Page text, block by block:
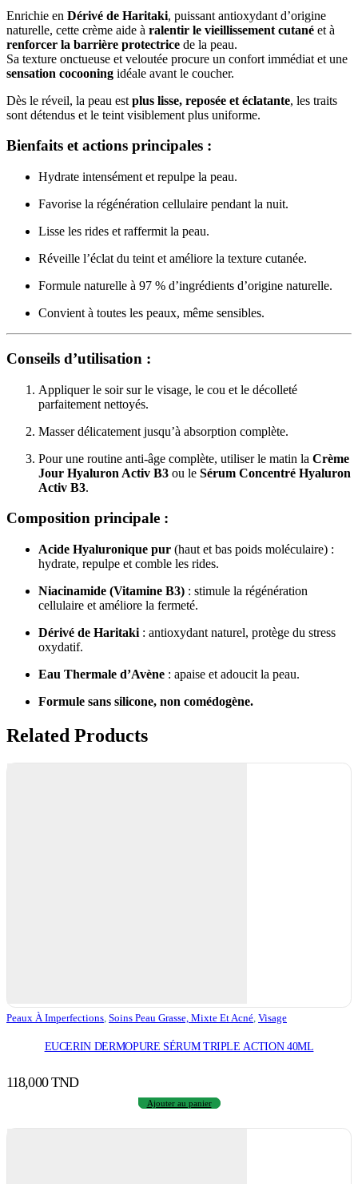
Enrichie en Dérivé de Haritaki, puissant antioxydant d’origine
naturelle, cette crème aide à ralentir le vieillissement cutané et à
renforcer la barrière protectrice de la peau.
Sa texture onctueuse et veloutée procure un confort immédiat et une
sensation cocooning idéale avant le coucher.
Dès le réveil, la peau est plus lisse, reposée et éclatante, les traits
sont détendus et le teint visiblement plus uniforme.
Bienfaits et actions principales :
Hydrate intensément et repulpe la peau.
Favorise la régénération cellulaire pendant la nuit.
Lisse les rides et raffermit la peau.
Réveille l’éclat du teint et améliore la texture cutanée.
Formule naturelle à 97 % d’ingrédients d’origine naturelle.
Convient à toutes les peaux, même sensibles.
Conseils d’utilisation :
Appliquer le soir sur le visage, le cou et le décolleté
parfaitement nettoyés.
Masser délicatement jusqu’à absorption complète.
Pour une routine anti-âge complète, utiliser le matin la Crème
Jour Hyaluron Activ B3 ou le Sérum Concentré Hyaluron
Activ B3.
Composition principale :
Acide Hyaluronique pur (haut et bas poids moléculaire) :
hydrate, repulpe et comble les rides.
Niacinamide (Vitamine B3) : stimule la régénération
cellulaire et améliore la fermeté.
Dérivé de Haritaki : antioxydant naturel, protège du stress
oxydatif.
Eau Thermale d’Avène : apaise et adoucit la peau.
Formule sans silicone, non comédogène.
Related Products
Peaux À Imperfections Soins Peau Grasse, Mixte Et Acné Visage
EUCERIN DERMOPURE SÉRUM TRIPLE ACTION 40ML
118,000TND
Ajouter au panier